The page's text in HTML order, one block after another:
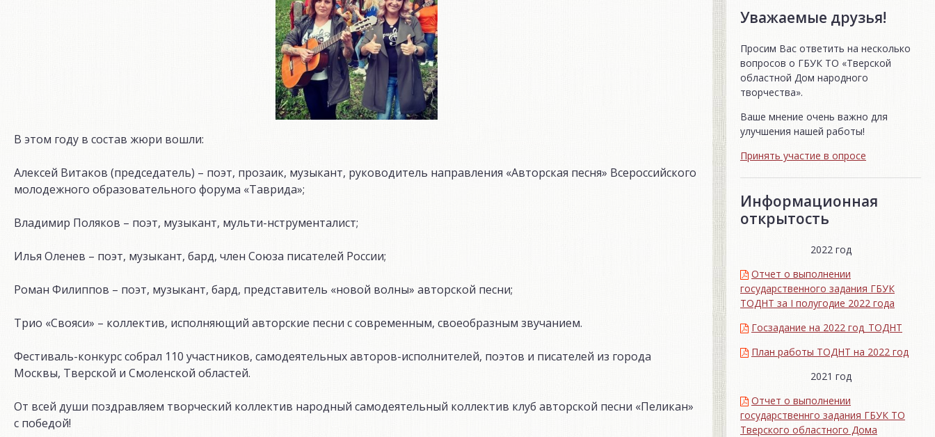
В этом году в состав жюри вошли:
Алексей Витаков (председатель) – поэт, прозаик, музыкант, руководитель направления «Авторская песня» Всероссийского
молодежного образовательного форума «Таврида»;
Владимир Поляков – поэт, музыкант, мульти-нструменталист;
Илья Оленев – поэт, музыкант, бард, член Союза писателей России;
Роман Филиппов – поэт, музыкант, бард, представитель «новой волны» авторской песни;
Трио «Свояси» – коллектив, исполняющий авторские песни с современным, своеобразным звучанием.
Фестиваль-конкурс собрал 110 участников, самодеятельных авторов-исполнителей, поэтов и писателей из города
Москвы, Тверской и Смоленской областей.
От всей души поздравляем творческий коллектив народный самодеятельный коллектив клуб авторской песни «Пеликан»
с победой!
Уважаемые друзья!
Просим Вас ответить на несколько
вопросов о ГБУК ТО «Тверской
областной Дом народного
творчества».
Ваше мнение очень важно для
улучшения нашей работы!
Принять участие в опросе
Информационная
открытость
2022 год
Отчет о выполнении
государственного задания ГБУК
ТОДНТ за I полугодие 2022 года
Госзадание на 2022 год_ТОДНТ
План работы ТОДНТ на 2022 год
2021 год
Отчет о выполнении
государственнго задания ГБУК ТО
Тверского областного Дома